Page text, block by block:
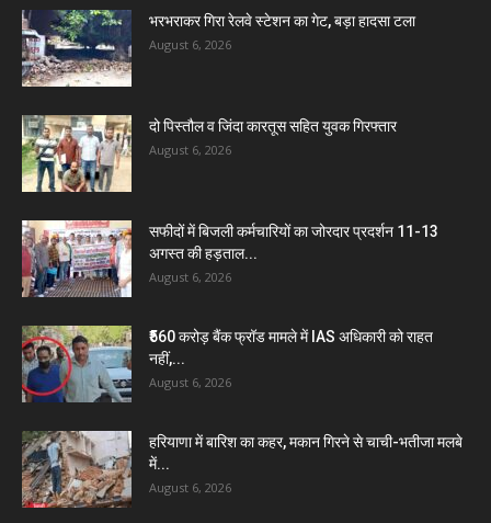
भरभराकर गिरा रेलवे स्टेशन का गेट, बड़ा हादसा टला
August 6, 2026
दो पिस्तौल व जिंदा कारतूस सहित युवक गिरफ्तार
August 6, 2026
सफीदों में बिजली कर्मचारियों का जोरदार प्रदर्शन 11-13
अगस्त की हड़ताल...
August 6, 2026
₹560 करोड़ बैंक फ्रॉड मामले में IAS अधिकारी को राहत
नहीं,...
August 6, 2026
हरियाणा में बारिश का कहर, मकान गिरने से चाची-भतीजा मलबे
में...
August 6, 2026